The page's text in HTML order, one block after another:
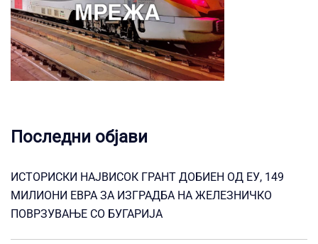
Последни објави
ИСТОРИСКИ НАЈВИСОК ГРАНТ ДОБИЕН ОД ЕУ, 149
МИЛИОНИ ЕВРА ЗА ИЗГРАДБА НА ЖЕЛЕЗНИЧКО
ПОВРЗУВАЊЕ СО БУГАРИЈА